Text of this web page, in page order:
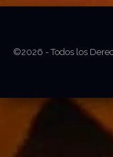
©2026 - Todos los